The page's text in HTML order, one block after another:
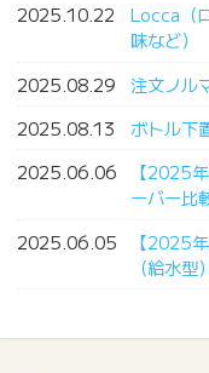
2025.10.22
Locca（
味など）
2025.08.29
注文ノル
2025.08.13
ボトル下
2025.06.06
【2025
ーバー比
2025.06.05
【2025
（給水